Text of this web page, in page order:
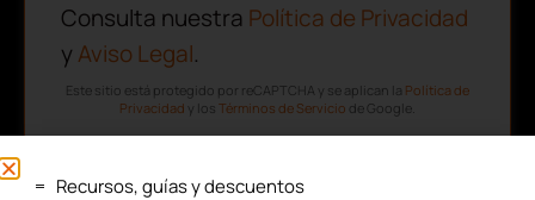
Consulta nuestra Política de Privacidad
y Aviso Legal.
Este sitio está protegido por reCAPTCHA y se aplican la Política de
Privacidad y los Términos de Servicio de Google.
Recursos, guías y descuentos